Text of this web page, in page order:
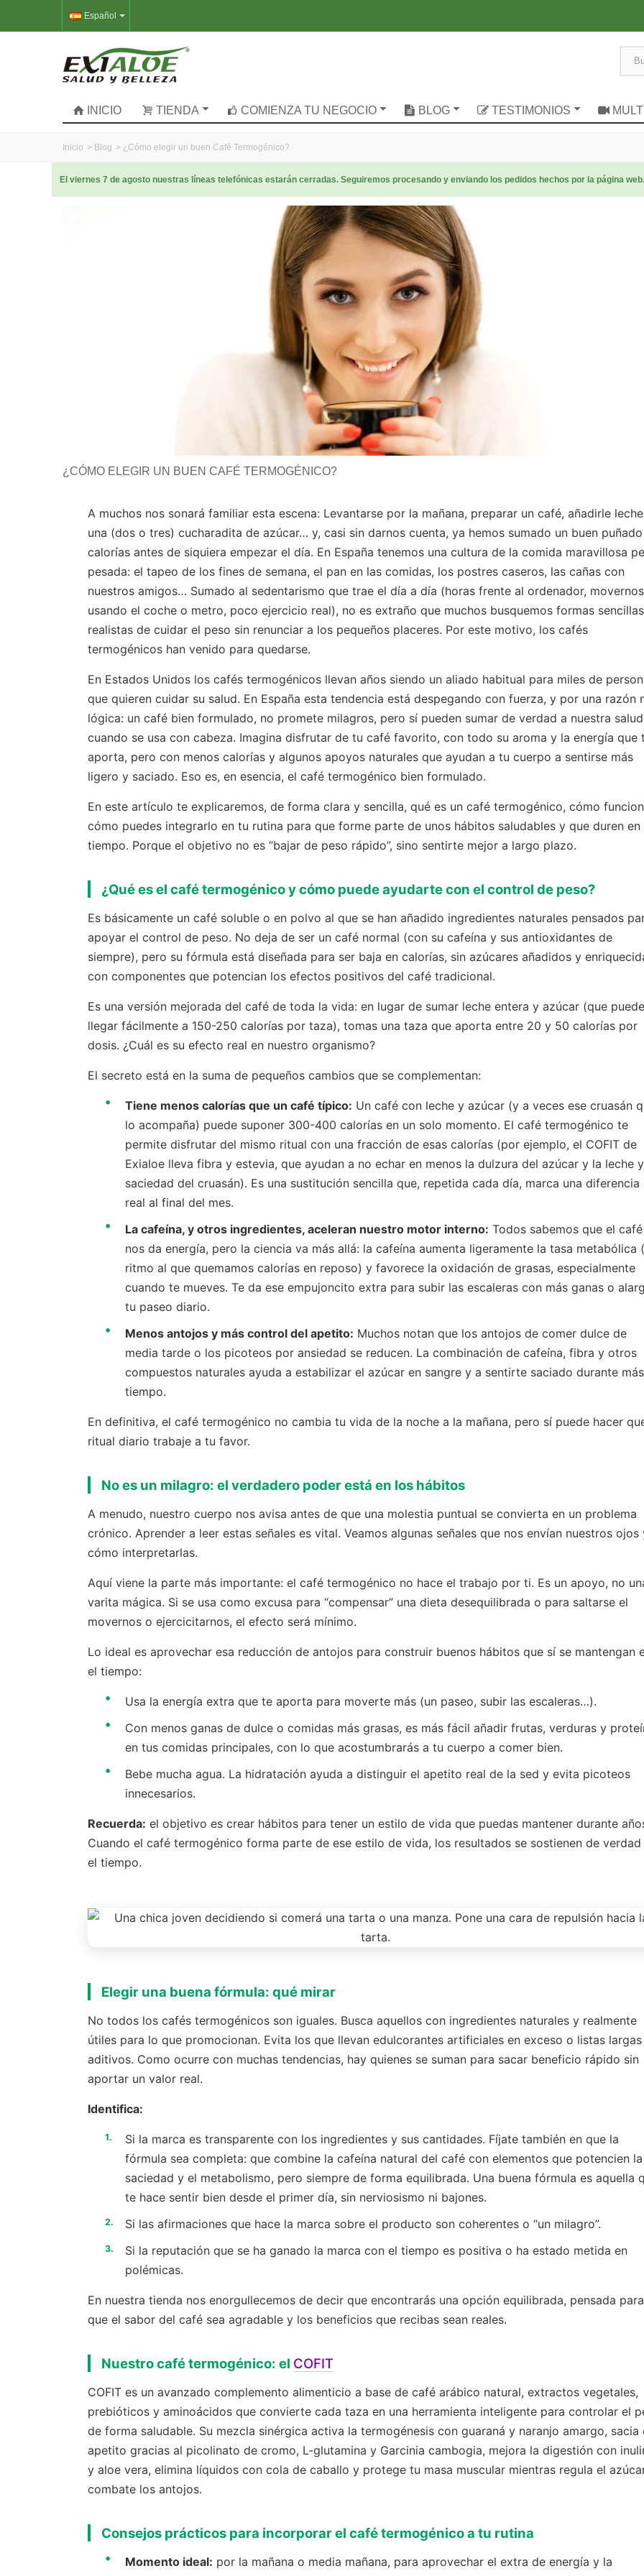
Español
INICIO TIENDA COMIENZA TU NEGOCIO BLOG TESTIMONIOS
Inicio > Blog > ¿Cómo elegir un buen Café Termogénico?
El viernes 7 de agosto nuestras líneas telefónicas estarán cerradas. Seguiremos procesando y enviando los pedidos hechos por la página
¿CÓMO ELEGIR UN BUEN CAFÉ TERMOGÉNICO?
A muchos nos sonará familiar esta escena: Levantarse por la mañana, preparar un café, añadirle
una (dos o tres) cucharadita de azúcar… y, casi sin darnos cuenta, ya hemos sumado un buen
calorías antes de siquiera empezar el día. En España tenemos una cultura de la comida maravillosa
pesada: el tapeo de los fines de semana, el pan en las comidas, los postres caseros, las cañas con
nuestros amigos… Sumado al sedentarismo que trae el día a día (horas frente al ordenador, movernos
usando el coche o metro, poco ejercicio real), no es extraño que muchos busquemos formas
realistas de cuidar el peso sin renunciar a los pequeños placeres. Por este motivo, los cafés
termogénicos han venido para quedarse.
En Estados Unidos los cafés termogénicos llevan años siendo un aliado habitual para miles de
que quieren cuidar su salud. En España esta tendencia está despegando con fuerza, y por una razón
lógica: un café bien formulado, no promete milagros, pero sí pueden sumar de verdad a nuestra salud
cuando se usa con cabeza. Imagina disfrutar de tu café favorito, con todo su aroma y la energía que
aporta, pero con menos calorías y algunos apoyos naturales que ayudan a tu cuerpo a sentirse más
ligero y saciado. Eso es, en esencia, el café termogénico bien formulado.
En este artículo te explicaremos, de forma clara y sencilla, qué es un café termogénico, cómo
cómo puedes integrarlo en tu rutina para que forme parte de unos hábitos saludables y que duren en
tiempo. Porque el objetivo no es “bajar de peso rápido”, sino sentirte mejor a largo plazo.
¿Qué es el café termogénico y cómo puede ayudarte con el control de peso?
Es básicamente un café soluble o en polvo al que se han añadido ingredientes naturales pensados
apoyar el control de peso. No deja de ser un café normal (con su cafeína y sus antioxidantes de
siempre), pero su fórmula está diseñada para ser baja en calorías, sin azúcares añadidos y
con componentes que potencian los efectos positivos del café tradicional.
Es una versión mejorada del café de toda la vida: en lugar de sumar leche entera y azúcar (que
llegar fácilmente a 150-250 calorías por taza), tomas una taza que aporta entre 20 y 50 calorías por
dosis. ¿Cuál es su efecto real en nuestro organismo?
El secreto está en la suma de pequeños cambios que se complementan:
Tiene menos calorías que un café típico: Un café con leche y azúcar (y a veces ese cruasán
lo acompaña) puede suponer 300-400 calorías en un solo momento. El café termogénico te
permite disfrutar del mismo ritual con una fracción de esas calorías (por ejemplo, el COFIT de
Exialoe lleva fibra y estevia, que ayudan a no echar en menos la dulzura del azúcar y la leche
saciedad del cruasán). Es una sustitución sencilla que, repetida cada día, marca una diferencia
real al final del mes.
La cafeína, y otros ingredientes, aceleran nuestro motor interno: Todos sabemos que el café
nos da energía, pero la ciencia va más allá: la cafeína aumenta ligeramente la tasa metabólica
ritmo al que quemamos calorías en reposo) y favorece la oxidación de grasas, especialmente
cuando te mueves. Te da ese empujoncito extra para subir las escaleras con más ganas o
tu paseo diario.
Menos antojos y más control del apetito: Muchos notan que los antojos de comer dulce de
media tarde o los picoteos por ansiedad se reducen. La combinación de cafeína, fibra y otros
compuestos naturales ayuda a estabilizar el azúcar en sangre y a sentirte saciado durante más
tiempo.
En definitiva, el café termogénico no cambia tu vida de la noche a la mañana, pero sí puede hacer
ritual diario trabaje a tu favor.
No es un milagro: el verdadero poder está en los hábitos
A menudo, nuestro cuerpo nos avisa antes de que una molestia puntual se convierta en un problema
crónico. Aprender a leer estas señales es vital. Veamos algunas señales que nos envían nuestros ojos
cómo interpretarlas.
Aquí viene la parte más importante: el café termogénico no hace el trabajo por ti. Es un apoyo, no
varita mágica. Si se usa como excusa para “compensar” una dieta desequilibrada o para saltarse el
movernos o ejercicitarnos, el efecto será mínimo.
Lo ideal es aprovechar esa reducción de antojos para construir buenos hábitos que sí se mantengan
el tiempo:
Usa la energía extra que te aporta para moverte más (un paseo, subir las escaleras…).
Con menos ganas de dulce o comidas más grasas, es más fácil añadir frutas, verduras y
en tus comidas principales, con lo que acostumbrarás a tu cuerpo a comer bien.
Bebe mucha agua. La hidratación ayuda a distinguir el apetito real de la sed y evita picoteos
innecesarios.
Recuerda: el objetivo es crear hábitos para tener un estilo de vida que puedas mantener durante
Cuando el café termogénico forma parte de ese estilo de vida, los resultados se sostienen de verdad
el tiempo.
Elegir una buena fórmula: qué mirar
No todos los cafés termogénicos son iguales. Busca aquellos con ingredientes naturales y realmente
útiles para lo que promocionan. Evita los que llevan edulcorantes artificiales en exceso o listas
aditivos. Como ocurre con muchas tendencias, hay quienes se suman para sacar beneficio rápido sin
aportar un valor real.
Identifica:
Si la marca es transparente con los ingredientes y sus cantidades. Fíjate también en que la
fórmula sea completa: que combine la cafeína natural del café con elementos que potencien la
saciedad y el metabolismo, pero siempre de forma equilibrada. Una buena fórmula es aquella
te hace sentir bien desde el primer día, sin nerviosismo ni bajones.
Si las afirmaciones que hace la marca sobre el producto son coherentes o “un milagro”.
Si la reputación que se ha ganado la marca con el tiempo es positiva o ha estado metida en
polémicas.
En nuestra tienda nos enorgullecemos de decir que encontrarás una opción equilibrada, pensada para
que el sabor del café sea agradable y los beneficios que recibas sean reales.
Nuestro café termogénico: el COFIT
COFIT es un avanzado complemento alimenticio a base de café arábico natural, extractos vegetales,
prebióticos y aminoácidos que convierte cada taza en una herramienta inteligente para controlar el
de forma saludable. Su mezcla sinérgica activa la termogénesis con guaraná y naranjo amargo, sacia
apetito gracias al picolinato de cromo, L-glutamina y Garcinia cambogia, mejora la digestión con
y aloe vera, elimina líquidos con cola de caballo y protege tu masa muscular mientras regula el
combate los antojos.
Consejos prácticos para incorporar el café termogénico a tu rutina
Momento ideal: por la mañana o media mañana, para aprovechar el extra de energía y la